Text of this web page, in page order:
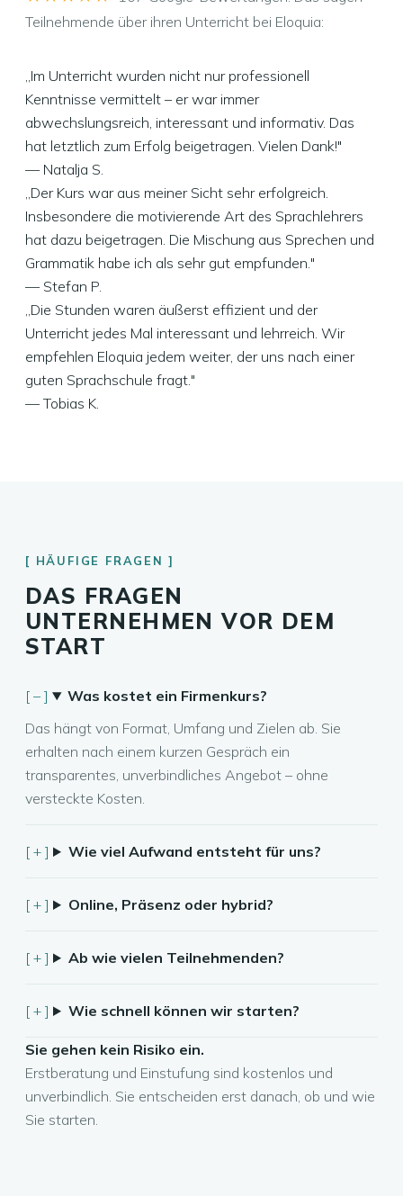
Teilnehmende über ihren Unterricht bei Eloquia:
„Im Unterricht wurden nicht nur professionell
Kenntnisse vermittelt – er war immer
abwechslungsreich, interessant und informativ. Das
hat letztlich zum Erfolg beigetragen. Vielen Dank!"
— Natalja S.
„Der Kurs war aus meiner Sicht sehr erfolgreich.
Insbesondere die motivierende Art des Sprachlehrers
hat dazu beigetragen. Die Mischung aus Sprechen und
Grammatik habe ich als sehr gut empfunden."
— Stefan P.
„Die Stunden waren äußerst effizient und der
Unterricht jedes Mal interessant und lehrreich. Wir
empfehlen Eloquia jedem weiter, der uns nach einer
guten Sprachschule fragt."
— Tobias K.
HÄUFIGE FRAGEN
DAS FRAGEN
UNTERNEHMEN VOR DEM
START
Was kostet ein Firmenkurs?
Das hängt von Format, Umfang und Zielen ab. Sie
erhalten nach einem kurzen Gespräch ein
transparentes, unverbindliches Angebot – ohne
versteckte Kosten.
Wie viel Aufwand entsteht für uns?
Online, Präsenz oder hybrid?
Ab wie vielen Teilnehmenden?
Wie schnell können wir starten?
Sie gehen kein Risiko ein.
Erstberatung und Einstufung sind kostenlos und
unverbindlich. Sie entscheiden erst danach, ob und wie
Sie starten.